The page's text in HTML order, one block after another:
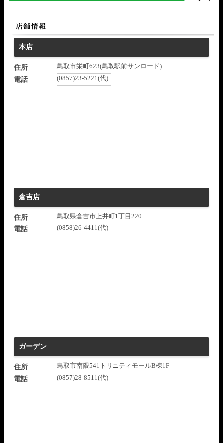
本店
住所
鳥取市栄町623(鳥取駅前サンロード)
電話
(0857)23-5221(代)
倉吉店
住所
鳥取県倉吉市上井町1丁目220
電話
(0858)26-4411(代)
ガーデン
住所
鳥取市南隈541トリニティモールB棟1F
電話
(0857)28-8511(代)